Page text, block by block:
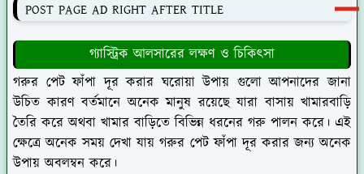
POST PAGE AD RIGHT AFTER TITLE
গ্যাস্ট্রিক আলসারের লক্ষণ ও চিকিৎসা
গরুর পেট ফাঁপা দূর করার ঘরোয়া উপায় গুলো আপনাদের জানা
উচিত কারণ বর্তমানে অনেক মানুষ রয়েছে যারা বাসায় খামারবাড়ি
তৈরি করে অথবা খামার বাড়িতে বিভিন্ন ধরনের গরু পালন করে। এই
ক্ষেত্রে অনেক সময় দেখা যায় গরুর পেট ফাঁপা দূর করার জন্য অনেক
উপায় অবলম্বন করে।